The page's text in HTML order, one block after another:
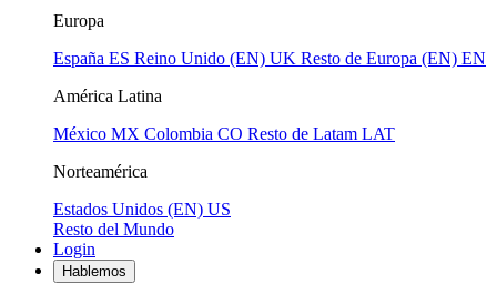
Europa
España ES Reino Unido (EN) UK Resto de Europa (EN) EN
América Latina
México MX Colombia CO Resto de Latam LAT
Norteamérica
Estados Unidos (EN) US
Resto del Mundo
Login
Hablemos